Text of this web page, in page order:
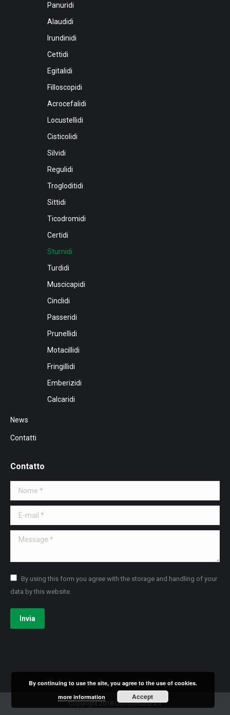
Panuridi
Alaudidi
Irundinidi
Cettidi
Egitalidi
Filloscopidi
Acrocefalidi
Locustellidi
Cisticolidi
Silvidi
Regulidi
Trogloditidi
Sittidi
Ticodromidi
Certidi
Sturnidi
Turdidi
Muscicapidi
Cinclidi
Passeridi
Prunellidi
Motacillidi
Fringillidi
Emberizidi
Calcaridi
News
Contatti
Contatto
Nome *
E-mail *
Message *
By using this form you agree with the storage and handling of your
data by this website.
Invia
Copyright 2018 UomoeNatura.it
By continuing to use the site, you agree to the use of cookies.
more information
Accept